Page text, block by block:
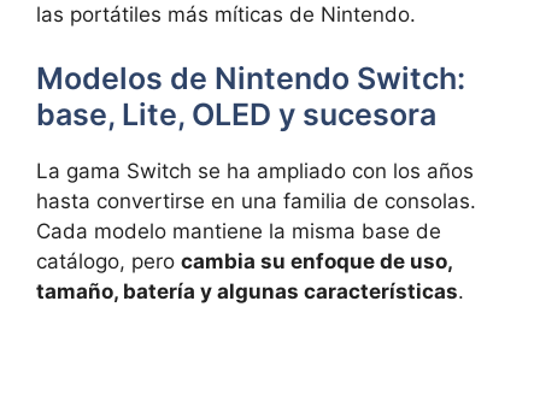
las portátiles más míticas de Nintendo.
Modelos de Nintendo Switch:
base, Lite, OLED y sucesora
La gama Switch se ha ampliado con los años
hasta convertirse en una familia de consolas.
Cada modelo mantiene la misma base de
catálogo, pero cambia su enfoque de uso,
tamaño, batería y algunas características.